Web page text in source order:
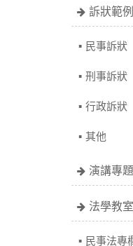
訴狀範例
民事訴狀
刑事訴狀
行政訴狀
其他
演講專題
法學教室
民事法專